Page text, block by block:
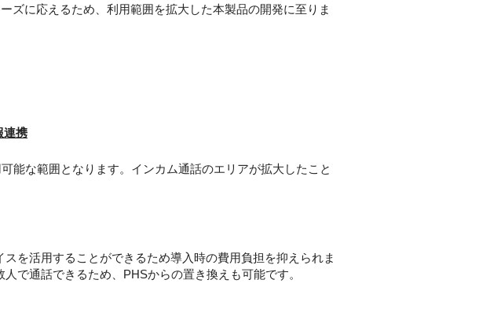
ズに応えるため、利用範囲を拡大した本製品の開発に至りま
連携
能な範囲となります。インカム通話のエリアが拡大したこと
を活用することができるため導入時の費用負担を抑えられま
で通話できるため、PHSからの置き換えも可能です。